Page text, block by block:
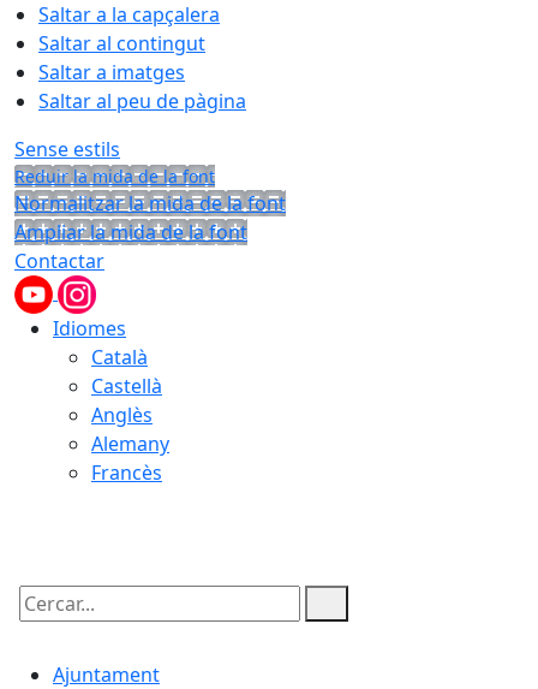
Saltar a la capçalera
Saltar al contingut
Saltar a imatges
Saltar al peu de pàgina
Sense estils
Reduir la mida de la font
Normalitzar la mida de la font
Ampliar la mida de la font
Contactar
Idiomes
Català
Castellà
Anglès
Alemany
Francès
Cercar:
Ajuntament